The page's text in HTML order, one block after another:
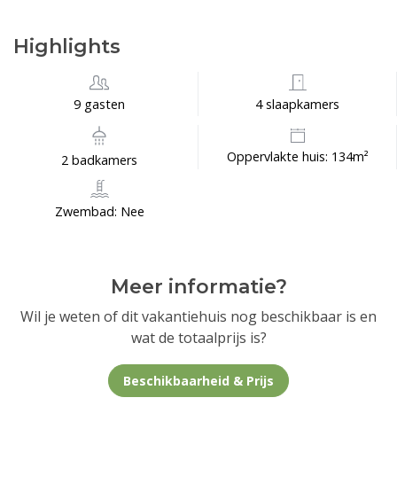
Highlights
9 gasten 4 slaapkamers
2 badkamers Oppervlakte huis: 134m²
Zwembad: Nee
Meer informatie?
Wil je weten of dit vakantiehuis nog beschikbaar is en
wat de totaalprijs is?
Beschikbaarheid & Prijs